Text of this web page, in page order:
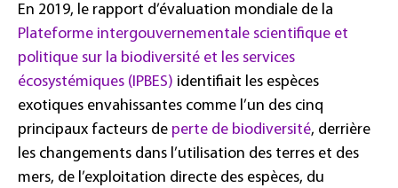
En 2019, le rapport d’évaluation mondiale de la
Plateforme intergouvernementale scientifique et
politique sur la biodiversité et les services
écosystémiques (IPBES) identifiait les espèces
exotiques envahissantes comme l’un des cinq
principaux facteurs de perte de biodiversité, derrière
les changements dans l’utilisation des terres et des
mers, de l’exploitation directe des espèces, du